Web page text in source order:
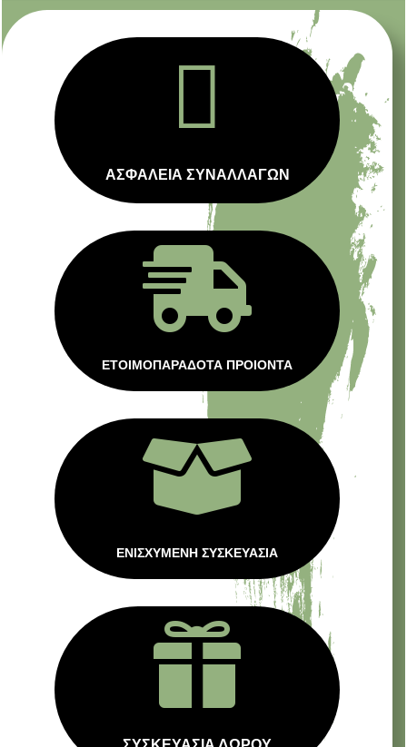

ΑΣΦΑΛΕΙΑ ΣΥΝΑΛΛΑΓΩΝ

ΕΤΟΙΜΟΠΑΡΑΔΟΤΑ ΠΡΟΙΟΝΤΑ

ΕΝΙΣΧΥΜΕΝΗ ΣΥΣΚΕΥΑΣΙΑ
